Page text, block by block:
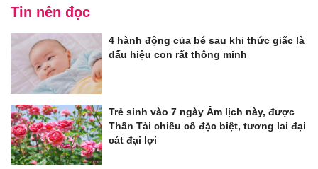
Tin nên đọc
4 hành động của bé sau khi thức giấc là
dấu hiệu con rất thông minh
Trẻ sinh vào 7 ngày Âm lịch này, được
Thần Tài chiếu cố đặc biệt, tương lai đại
cát đại lợi